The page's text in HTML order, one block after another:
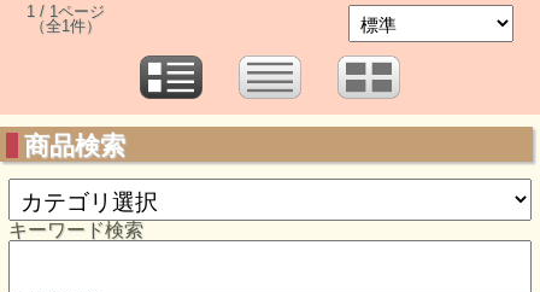
1 / 1ページ
（全1件）
商品検索
キーワード検索